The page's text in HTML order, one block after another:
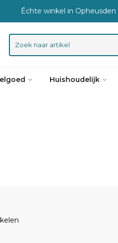
Échte winkel in Opheusden
Huishoudelijk